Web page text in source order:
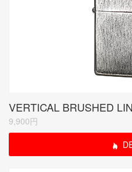
VERTICAL BRUSHED
9,900円